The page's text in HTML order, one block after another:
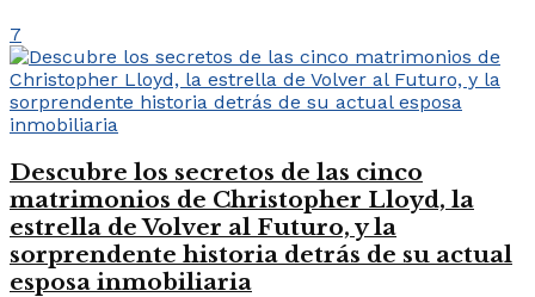
7
Descubre los secretos de las cinco
matrimonios de Christopher Lloyd, la
estrella de Volver al Futuro, y la
sorprendente historia detrás de su actual
esposa inmobiliaria